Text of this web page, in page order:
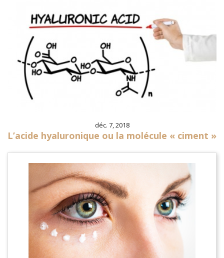
déc. 7, 2018
L’acide hyaluronique ou la molécule « ciment »